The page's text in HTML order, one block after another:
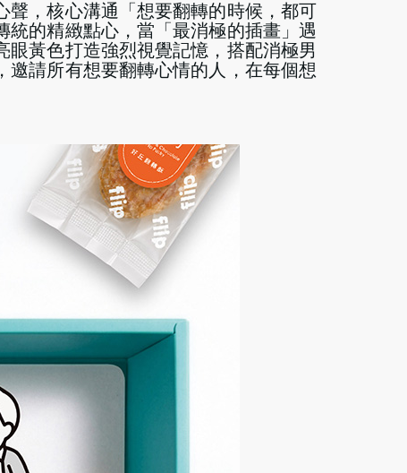
聲，核心溝通「想要翻轉的時候，都可
的精緻點心，當「最消極的插畫」遇
眼黃色打造強烈視覺記憶，搭配消極男
請所有想要翻轉心情的人，在每個想